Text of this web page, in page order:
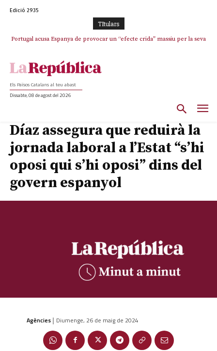
Edició 2935
TItulars
Portugal acusa Espanya de provocar un “efecte crida” massiu per la seva
El col·lapse de l’operació de Marc Puigtió a Girona: desbandada de
Els Països Catalans al teu abast
Dissabte, 08 de agost del 2026
Díaz assegura que reduirà la
jornada laboral a l’Estat “s’hi
oposi qui s’hi oposi” dins del
govern espanyol
Agències | Diumenge, 26 de maig de 2024